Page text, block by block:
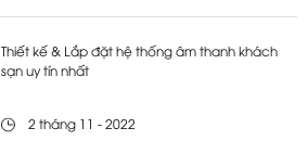
Thiết kế & Lắp đặt hệ thống âm thanh khách
sạn uy tín nhất
2 tháng 11 - 2022